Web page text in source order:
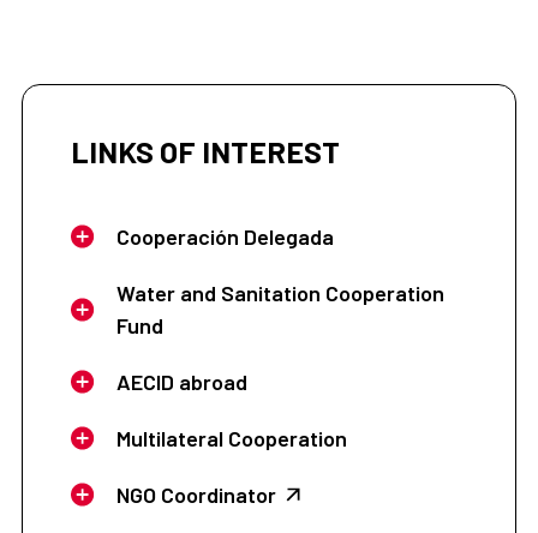
LINKS OF INTEREST
Cooperación Delegada
Water and Sanitation Cooperation
Fund
AECID abroad
Multilateral Cooperation
NGO Coordinator